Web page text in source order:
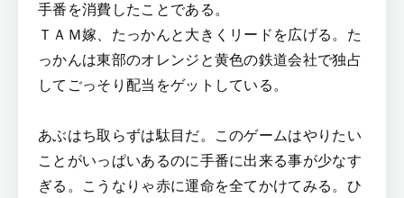
手番を消費したことである。
ＴＡＭ嫁、たっかんと大きくリードを広げる。た
っかんは東部のオレンジと黄色の鉄道会社で独占
してごっそり配当をゲットしている。
あぶはち取らずは駄目だ。このゲームはやりたい
ことがいっぱいあるのに手番に出来る事が少なす
ぎる。こうなりゃ赤に運命を全てかけてみる。ひ